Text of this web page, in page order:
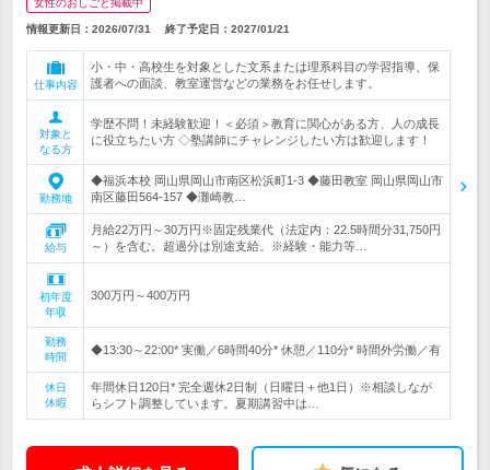
女性のおしごと掲載中
情報更新日：2026/07/31 終了予定日： 2027/01/21
仕事内容
小・中・高校生を対象とした文系または理系科目の学習指導、保
護者への面談、教室運営などの業務をお任せします。
対象と
なる方
学歴不問！未経験歓迎！＜必須＞教育に関心がある方、人の成長
に役立ちたい方 ◇塾講師にチャレンジしたい方は歓迎します！
勤務地
◆福浜本校 岡山県岡山市南区松浜町1-3 ◆藤田教室 岡山県岡山市
南区藤田564-157 ◆灘崎教…
給与
月給22万円～30万円※固定残業代（法定内：22.5時間分31,750円
～）を含む。超過分は別途支給。※経験・能力等…
初年度
年収
300万円～400万円
勤務
時間
◆13:30～22:00* 実働／6時間40分* 休憩／110分* 時間外労働／有
休日
休暇
年間休日120日* 完全週休2日制（日曜日＋他1日）※相談しなが
らシフト調整しています。夏期講習中は…